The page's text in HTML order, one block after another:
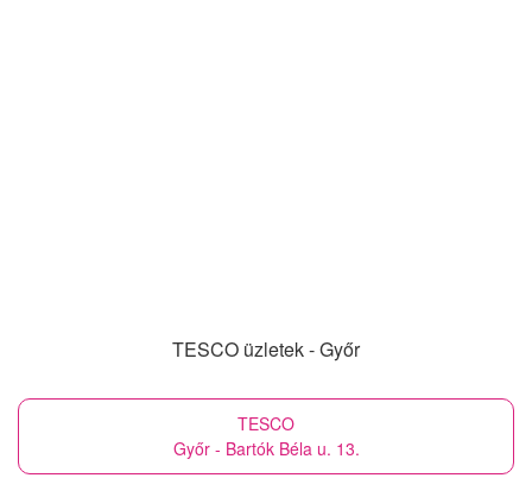
TESCO üzletek - Győr
TESCO
Győr - Bartók Béla u. 13.